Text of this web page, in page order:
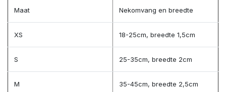
Maat Nekomvang en breedte
XS 18-25cm, breedte 1,5cm
S 25-35cm, breedte 2cm
M 35-45cm, breedte 2,5cm